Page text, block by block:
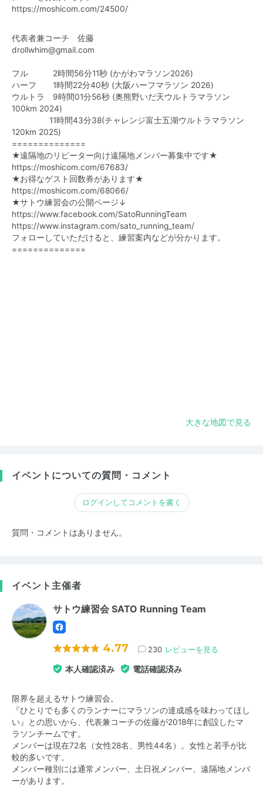
https://moshicom.com/24500/
代表者兼コーチ 佐藤
drollwhim@gmail.com
フル 2時間56分11秒 (かがわマラソン2026)
ハーフ 1時間22分40秒 (大阪ハーフマラソン 2026)
ウルトラ 9時間01分56秒 (奥熊野いだ天ウルトラマラソン
100km 2024)
11時間43分38(チャレンジ富士五湖ウルトラマラソン
120km 2025)
==============
★遠隔地のリピーター向け遠隔地メンバー募集中です★
https://moshicom.com/67683/
★お得なゲスト回数券があります★
https://moshicom.com/68066/
★サトウ練習会の公開ページ↓
https://www.facebook.com/SatoRunningTeam
https://www.instagram.com/sato_running_team/
フォローしていただけると、練習案内などが分かります。
==============
大きな地図で見る
イベントについての質問・コメント
ログインしてコメントを書く
質問・コメントはありません。
イベント主催者
サトウ練習会 SATO Running Team
4.77 230 レビューを見る
本人確認済み 電話確認済み
限界を超えるサトウ練習会。
『ひとりでも多くのランナーにマラソンの達成感を味わってほし
い』との思いから、代表兼コーチの佐藤が2018年に創設したマ
ラソンチームです。
メンバーは現在72名（女性28名、男性44名）。女性と若手が比
較的多いです。
メンバー種別には通常メンバー、土日祝メンバー、遠隔地メンバ
ーがあります。